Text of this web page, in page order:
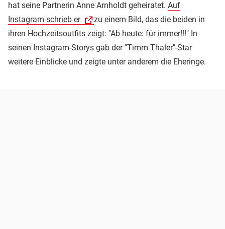
hat seine Partnerin Anne Arnholdt geheiratet. Auf
Instagram schrieb er
zu einem Bild, das die beiden in
ihren Hochzeitsoutfits zeigt: "Ab heute: für immer!!!" In
seinen Instagram-Storys gab der "Timm Thaler"-Star
weitere Einblicke und zeigte unter anderem die Eheringe.